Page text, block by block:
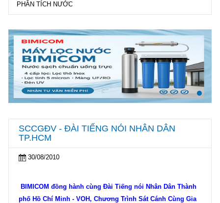
PHÂN TÍCH NƯỚC
SCCGĐV - ĐÀI TIẾNG NÓI NHÂN DÂN
TP.HCM
30/08/2010
BIMICOM đồng hành cùng Đài Tiếng nói Nhân Dân Thành
phố Hồ Chí Minh - VOH, Chương Trình Sát Cánh Cùng Gia